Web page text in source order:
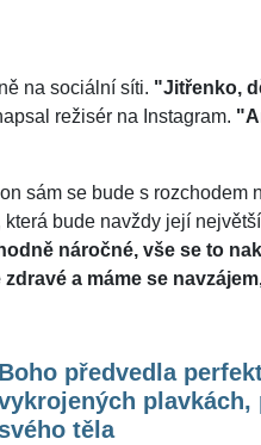
na sociální síti. "Jitřenko,
režisér na Instagram.
sám se bude s rozchodem
bude navždy její
náročné, vše se to
a máme se
Boho předvedla
plavkách,
svého těla